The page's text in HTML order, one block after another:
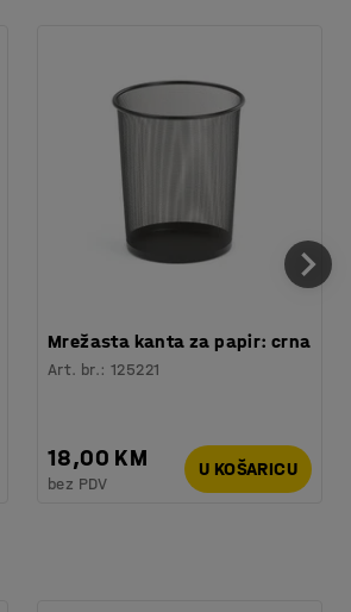
Mrežasta kanta za papir: crna
Art. br.:125221
18,00 KM
bez PDV
U KOŠARICU